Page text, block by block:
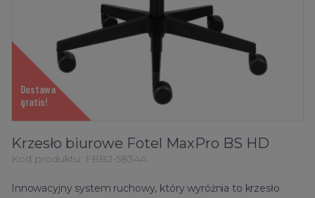
Dostawa
gratis!
Krzesło biurowe Fotel MaxPro BS HD
Kod produktu: FBB2-5834A
Innowacyjny system ruchowy, który wyróżnia to krzesło